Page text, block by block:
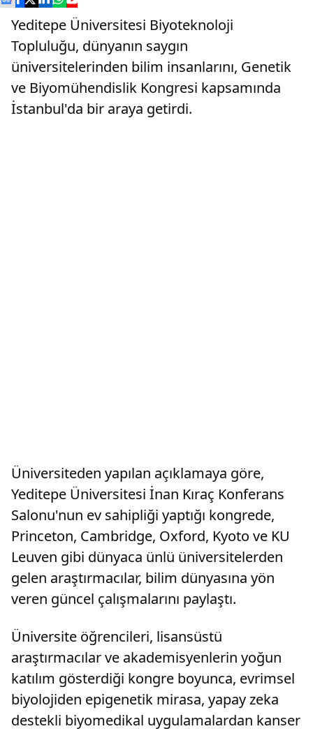
Yeditepe Üniversitesi Biyoteknoloji
Topluluğu, dünyanın saygın
üniversitelerinden bilim insanlarını, Genetik
ve Biyomühendislik Kongresi kapsamında
İstanbul'da bir araya getirdi.
Üniversiteden yapılan açıklamaya göre,
Yeditepe Üniversitesi İnan Kıraç Konferans
Salonu'nun ev sahipliği yaptığı kongrede,
Princeton, Cambridge, Oxford, Kyoto ve KU
Leuven gibi dünyaca ünlü üniversitelerden
gelen araştırmacılar, bilim dünyasına yön
veren güncel çalışmalarını paylaştı.
Üniversite öğrencileri, lisansüstü
araştırmacılar ve akademisyenlerin yoğun
katılım gösterdiği kongre boyunca, evrimsel
biyolojiden epigenetik mirasa, yapay zeka
destekli biyomedikal uygulamalardan kanser